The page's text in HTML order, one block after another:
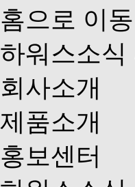
홈으로 이동
하워스소식
회사소개
제품소개
홍보센터